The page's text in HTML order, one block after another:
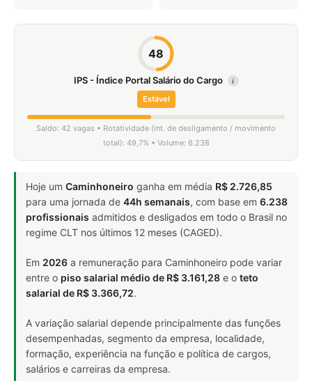
48
IPS - Índice Portal Salário do Cargo i
Estável
Saldo: 42 vagas • Rotatividade (int. de desligamento / movimento
total): 49,7% • Volume: 6.238
Hoje um Caminhoneiro ganha em média R$ 2.726,85
para uma jornada de 44h semanais, com base em 6.238
profissionais admitidos e desligados em todo o Brasil no
regime CLT nos últimos 12 meses (CAGED).
Em 2026 a remuneração para Caminhoneiro pode variar
entre o piso salarial médio de R$ 3.161,28 e o teto
salarial de R$ 3.366,72.
A variação salarial depende principalmente das funções
desempenhadas, segmento da empresa, localidade,
formação, experiência na função e política de cargos,
salários e carreiras da empresa.